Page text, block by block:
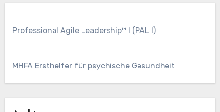
Professional Agile Leadership™ I (PAL I)
MHFA Ersthelfer für psychische Gesundheit